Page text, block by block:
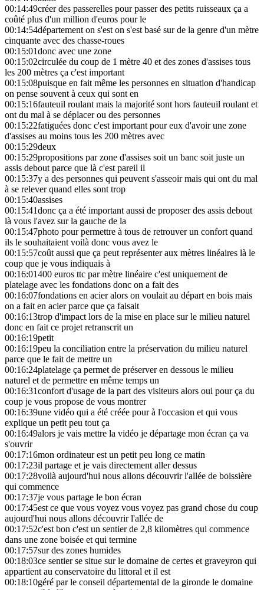
00:14:49créer des passerelles pour passer des petits ruisseaux ça a
coûté plus d'un million d'euros pour le
00:14:54département on s'est on s'est basé sur de la genre d'un mètre
cinquante avec des chasse-roues
00:15:01donc avec une zone
00:15:02circulée du coup de 1 mètre 40 et des zones d'assises tous
les 200 mètres ça c'est important
00:15:08puisque en fait même les personnes en situation d'handicap
on pense souvent à ceux qui sont en
00:15:16fauteuil roulant mais la majorité sont hors fauteuil roulant et
ont du mal à se déplacer ou des personnes
00:15:22fatiguées donc c'est important pour eux d'avoir une zone
d'assises au moins tous les 200 mètres avec
00:15:29deux
00:15:29propositions par zone d'assises soit un banc soit juste un
assis debout parce que là c'est pareil il
00:15:37y a des personnes qui peuvent s'asseoir mais qui ont du mal
à se relever quand elles sont trop
00:15:40assises
00:15:41donc ça a été important aussi de proposer des assis debout
là vous l'avez sur la gauche de la
00:15:47photo pour permettre à tous de retrouver un confort quand
ils le souhaitaient voilà donc vous avez le
00:15:57coût aussi que ça peut représenter aux mètres linéaires là le
coup que je vous indiquais à
00:16:01400 euros ttc par mètre linéaire c'est uniquement de
platelage avec les fondations donc on a fait des
00:16:07fondations en acier alors on voulait au départ en bois mais
on a fait en acier parce que ça faisait
00:16:13trop d'impact lors de la mise en place sur le milieu naturel
donc en fait ce projet retranscrit un
00:16:19petit
00:16:19peu la conciliation entre la préservation du milieu naturel
parce que le fait de mettre un
00:16:24platelage ça permet de préserver en dessous le milieu
naturel et de permettre en même temps un
00:16:31confort d'usage de la part des visiteurs alors oui pour ça du
coup je vous propose de vous montrer
00:16:39une vidéo qui a été créée pour à l'occasion et qui vous
explique un petit peu tout ça
00:16:49alors je vais mettre la vidéo je départage mon écran ça va
s'ouvrir
00:17:16mon ordinateur est un petit peu long ce matin
00:17:23il partage et je vais directement aller dessus
00:17:28voilà aujourd'hui nous allons découvrir l'allée de boissière
qui commence
00:17:37je vous partage le bon écran
00:17:45est ce que vous voyez vous voyez pas grand chose du coup
aujourd'hui nous allons découvrir l'allée de
00:17:52c'est bon c'est un sentier de 2,8 kilomètres qui commence
dans une zone boisée et qui termine
00:17:57sur des zones humides
00:18:03ce sentier se situe sur le domaine de certes et graveyron qui
appartient au conservatoire du littoral et il est
00:18:10géré par le conseil départemental de la gironde le domaine